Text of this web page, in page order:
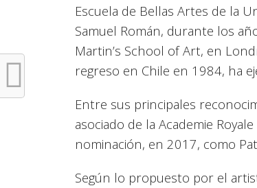
Escuela de Bellas Artes de la
Samuel Román, durante los
Martin’s School of Art, en
regreso en Chile en 1984, ha
Entre sus principales
asociado de la Academie
nominación, en 2017, como
Según lo propuesto por el